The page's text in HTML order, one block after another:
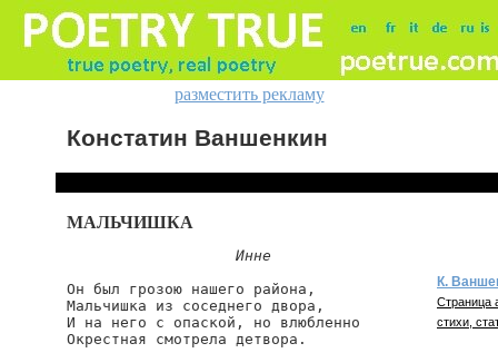
разместить рекламу
Констатин Ваншенкин
МАЛЬЧИШКА
Инне
Он был грозою нашего района,
Мальчишка из соседнего двора,
И на него с опаской, но влюбленно
Окрестная смотрела детвора.
К.
Страница
стихи,